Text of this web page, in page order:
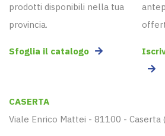
prodotti disponibili nella tua
provincia.
Sfoglia il catalogo
CASERTA
Viale Enrico Mattei - 81100 - Caserta